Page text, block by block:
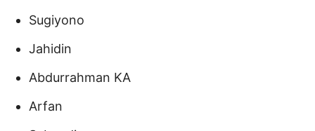
Sugiyono
Jahidin
Abdurrahman KA
Arfan